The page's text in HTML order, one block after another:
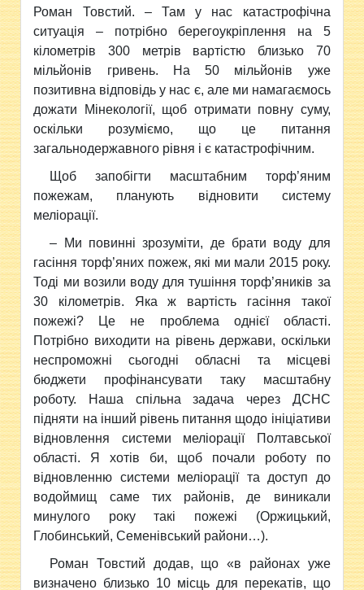
Роман Товстий. – Там у нас катастрофічна
ситуація – потрібно берегоукріплення на 5
кілометрів 300 метрів вартістю близько 70
мільйонів гривень. На 50 мільйонів уже
позитивна відповідь у нас є, але ми намагаємось
дожати Мінекології, щоб отримати повну суму,
оскільки розуміємо, що це питання
загальнодержавного рівня і є катастрофічним.
Щоб запобігти масштабним торф’яним
пожежам, планують відновити систему
меліорації.
– Ми повинні зрозуміти, де брати воду для
гасіння торф’яних пожеж, які ми мали 2015 року.
Тоді ми возили воду для тушіння торф’яників за
30 кілометрів. Яка ж вартість гасіння такої
пожежі? Це не проблема однієї області.
Потрібно виходити на рівень держави, оскільки
неспроможні сьогодні обласні та місцеві
бюджети профінансувати таку масштабну
роботу. Наша спільна задача через ДСНС
підняти на інший рівень питання щодо ініціативи
відновлення системи меліорації Полтавської
області. Я хотів би, щоб почали роботу по
відновленню системи меліорації та доступ до
водоймищ саме тих районів, де виникали
минулого року такі пожежі (Оржицький,
Глобинський, Семенівський райони…).
Роман Товстий додав, що «в районах уже
визначено близько 10 місць для перекатів, що